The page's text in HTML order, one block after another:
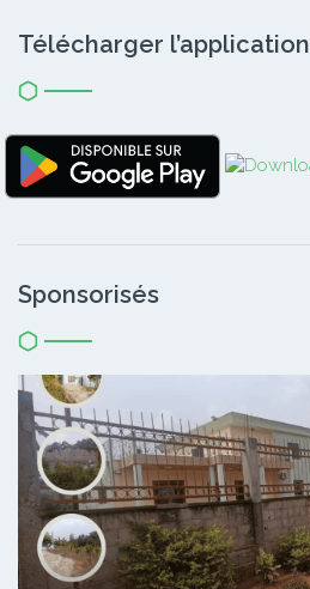
Télécharger l’application
Sponsorisés